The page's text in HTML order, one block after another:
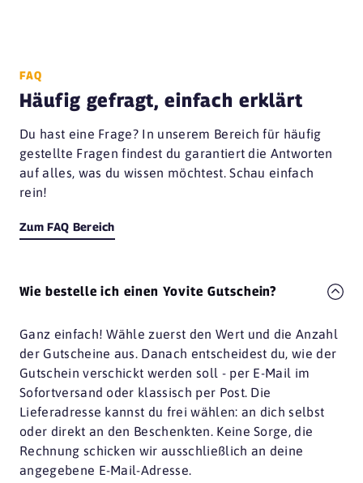
FAQ
Häufig gefragt, einfach erklärt
Du hast eine Frage? In unserem Bereich für häufig
gestellte Fragen findest du garantiert die Antworten
auf alles, was du wissen möchtest. Schau einfach
rein!
Zum FAQ Bereich
Wie bestelle ich einen Yovite Gutschein?
Ganz einfach! Wähle zuerst den Wert und die Anzahl
der Gutscheine aus. Danach entscheidest du, wie der
Gutschein verschickt werden soll - per E-Mail im
Sofortversand oder klassisch per Post. Die
Lieferadresse kannst du frei wählen: an dich selbst
oder direkt an den Beschenkten. Keine Sorge, die
Rechnung schicken wir ausschließlich an deine
angegebene E-Mail-Adresse.